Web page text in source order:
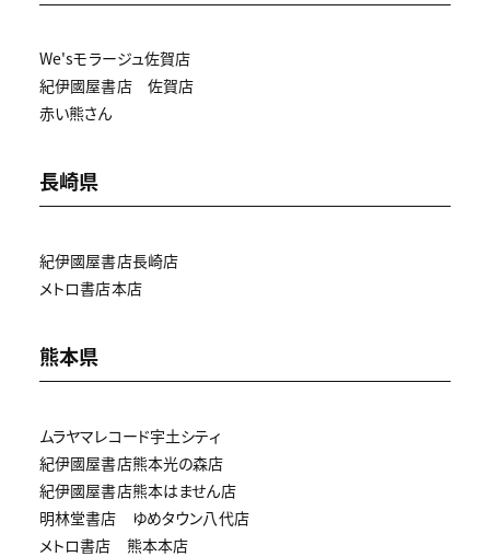
We'sモラージュ佐賀店
紀伊國屋書店 佐賀店
赤い熊さん
長崎県
紀伊國屋書店長崎店
メトロ書店本店
熊本県
ムラヤマレコード宇土シティ
紀伊國屋書店熊本光の森店
紀伊國屋書店熊本はません店
明林堂書店 ゆめタウン八代店
メトロ書店 熊本本店